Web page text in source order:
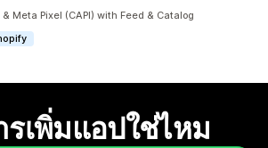
& Meta Pixel (CAPI) with Feed & Catalog
รเพิ่มแอปใช่ไหม